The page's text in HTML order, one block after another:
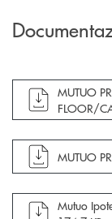
apre
MUTUO
FLOOR/
apre
MUTUO
apre
Mutuo